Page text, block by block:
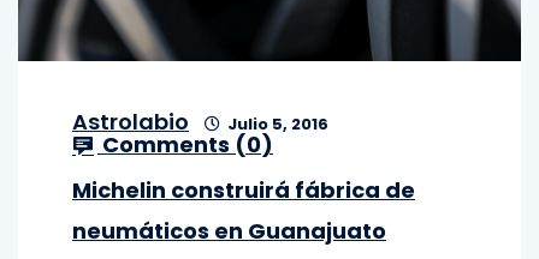
Astrolabio Julio 5, 2016
Comments (0)
Michelin construirá fábrica de
neumáticos en Guanajuato